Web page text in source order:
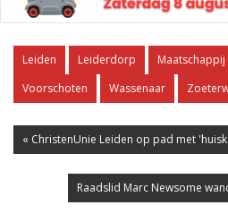
Leiden Leiderdorp Maatschappij
Voorschoten
Wassenaar
« ChristenUnie Leiden op pad met
Raadslid Marc Newsome